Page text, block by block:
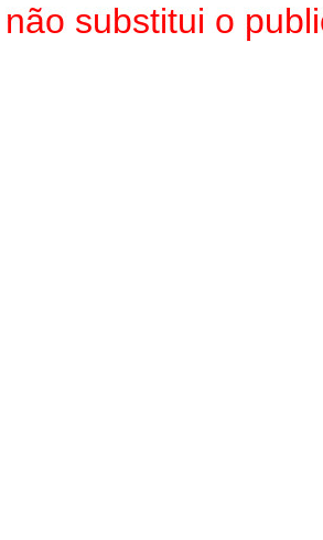
substitui o